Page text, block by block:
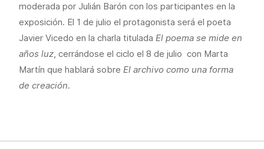
moderada por Julián Barón con los participantes en la
exposición. El 1 de julio el protagonista será el poeta
Javier Vicedo en la charla titulada El poema se mide en
años luz, cerrándose el ciclo el 8 de julio con Marta
Martín que hablará sobre El archivo como una forma
de creación.